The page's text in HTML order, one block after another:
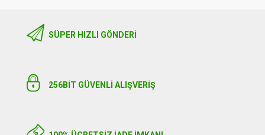
SÜPER HIZLI GÖNDERI
256BIT GÜVENLİ ALIŞVERİŞ